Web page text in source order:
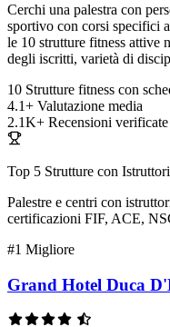
Cerchi una palestra con
sportivo con corsi specifici
le 10 strutture fitness attive
degli iscritti, varietà di
10 Strutture fitness con
4.1+ Valutazione media
2.1K+ Recensioni verificate
Top 5 Strutture con
Palestre e centri con
certificazioni FIF, ACE,
#1 Migliore
Grand Hotel Duca